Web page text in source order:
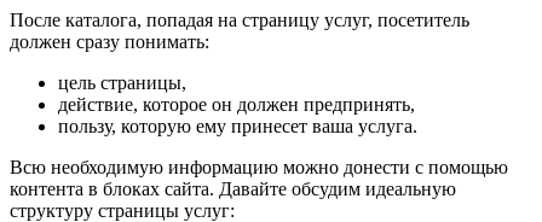
После каталога, попадая на страницу услуг, посетитель
должен сразу понимать:
цель страницы,
действие, которое он должен предпринять,
пользу, которую ему принесет ваша услуга.
Всю необходимую информацию можно донести с помощью
контента в блоках сайта. Давайте обсудим идеальную
структуру страницы услуг: